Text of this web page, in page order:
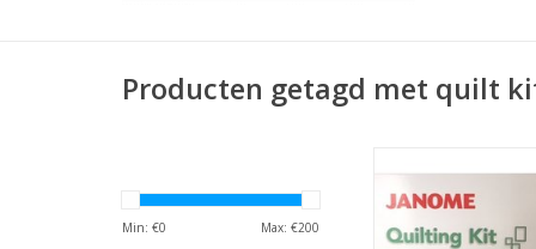
Producten getagd met quilt
Min: €0 Max: €200
smalle